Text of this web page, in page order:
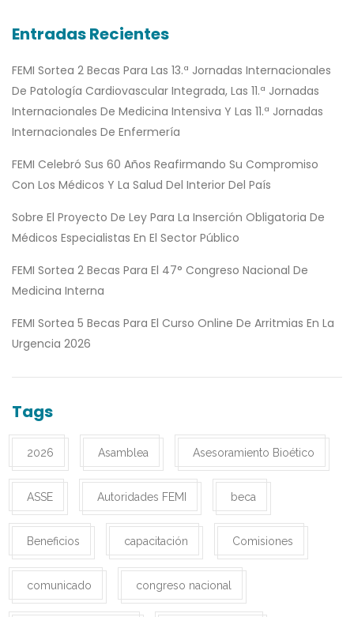
Entradas Recientes
FEMI Sortea 2 Becas Para Las 13.ª Jornadas Internacionales
De Patología Cardiovascular Integrada, Las 11.ª Jornadas
Internacionales De Medicina Intensiva Y Las 11.ª Jornadas
Internacionales De Enfermería
FEMI Celebró Sus 60 Años Reafirmando Su Compromiso
Con Los Médicos Y La Salud Del Interior Del País
Sobre El Proyecto De Ley Para La Inserción Obligatoria De
Médicos Especialistas En El Sector Público
FEMI Sortea 2 Becas Para El 47° Congreso Nacional De
Medicina Interna
FEMI Sortea 5 Becas Para El Curso Online De Arritmias En La
Urgencia 2026
Tags
2026 Asamblea Asesoramiento Bioético
ASSE Autoridades FEMI beca
Beneficios capacitación Comisiones
comunicado congreso nacional